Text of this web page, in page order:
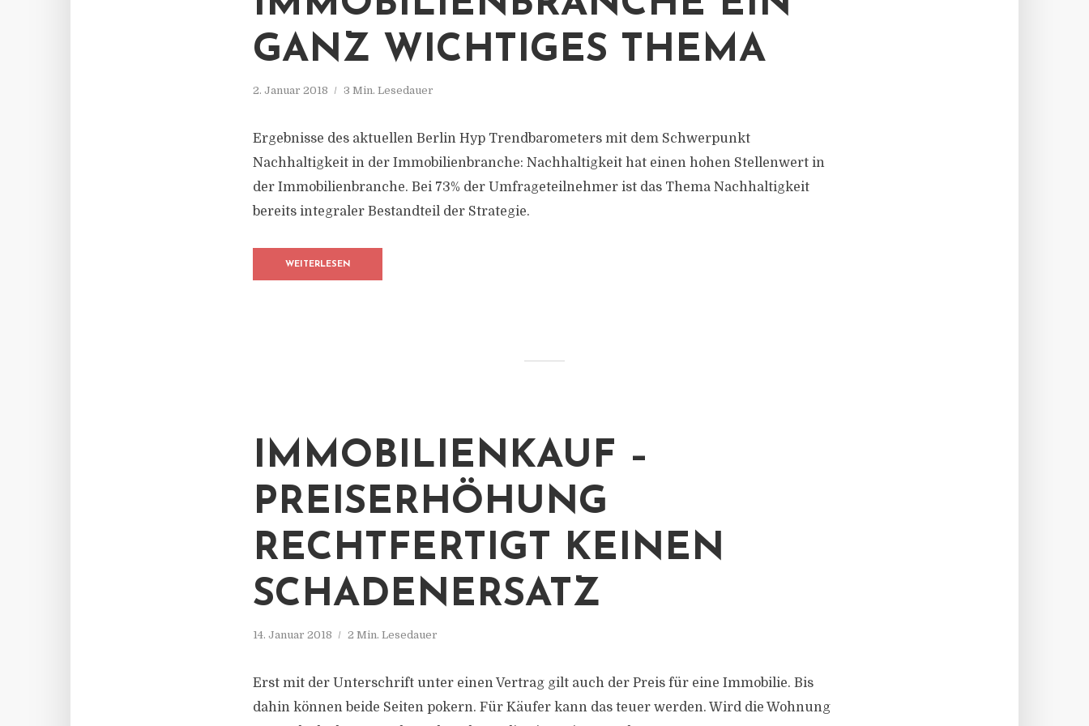
GANZ WICHTIGES THEMA
2. Januar 2018 3 Min. Lesedauer
Ergebnisse des aktuellen Berlin Hyp Trendbarometers mit dem Schwerpunkt
Nachhaltigkeit in der Immobilienbranche: Nachhaltigkeit hat einen hohen Stellenwert in
der Immobilienbranche. Bei 73% der Umfrageteilnehmer ist das Thema Nachhaltigkeit
bereits integraler Bestandteil der Strategie.
WEITERLESEN
IMMOBILIENKAUF –
PREISERHÖHUNG
RECHTFERTIGT KEINEN
SCHADENERSATZ
14. Januar 2018 2 Min. Lesedauer
Erst mit der Unterschrift unter einen Vertrag gilt auch der Preis für eine Immobilie. Bis
dahin können beide Seiten pokern. Für Käufer kann das teuer werden. Wird die Wohnung